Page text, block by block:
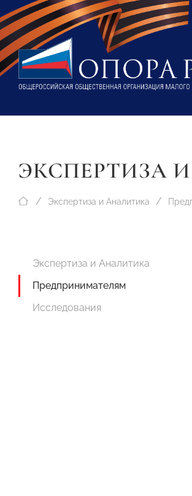
ЭКСПЕРТИЗА
Экспертиза и Аналитика
Экспертиза и Аналитика
Предпринимателям
Исследования